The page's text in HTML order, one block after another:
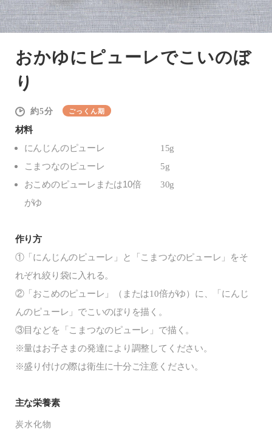
おかゆにピューレでこいのぼ
り
5 ごっくん期
材料
にんじんのピューレ 15g
こまつなのピューレ 5g
おこめのピューレまたは10倍
がゆ
30g
作り方
①「にんじんのピューレ」と「こまつなのピューレ」をそ
れぞれ絞り袋に入れる。
②「おこめのピューレ」（または10倍がゆ）に、「にんじ
んのピューレ」でこいのぼりを描く。
③目などを「こまつなのピューレ」で描く。
※量はお子さまの発達により調整してください。
※盛り付けの際は衛生に十分ご注意ください。
主な栄養素
炭水化物